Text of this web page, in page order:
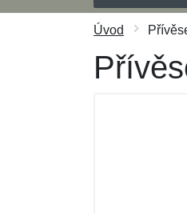
Pánské
Dětské
Úvod